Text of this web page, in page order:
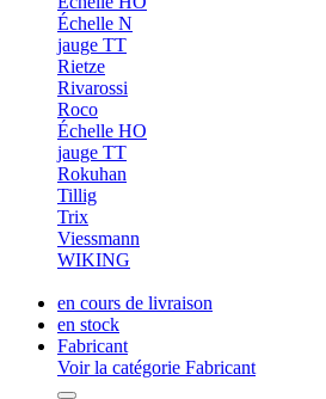
Échelle N
jauge TT
Rietze
Rivarossi
Roco
Échelle HO
jauge TT
Rokuhan
Tillig
Trix
Viessmann
WIKING
en cours de livraison
en stock
Fabricant
Voir la catégorie Fabricant